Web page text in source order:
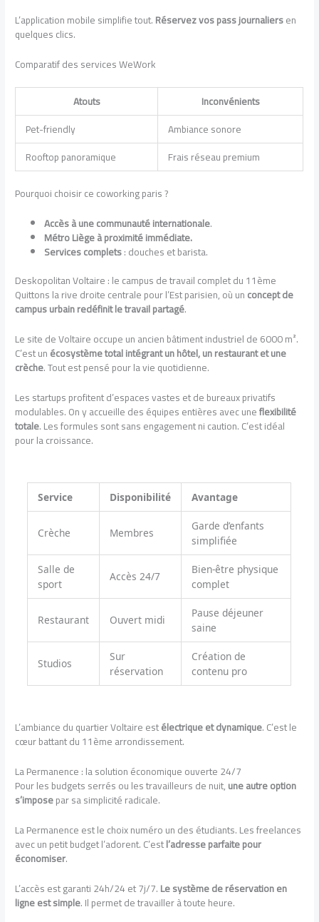
L’application mobile simplifie tout.Réservez vos pass journaliersen
quelques clics.
Comparatif des services WeWork
Atouts
Inconvénients
Pet-friendly
Ambiance sonore
Rooftop panoramique
Frais réseau premium
Pourquoi choisir ce coworking paris ?
Accès à une communauté internationale.
Métro Liège à proximité immédiate.
Services complets: douches et barista.
Deskopolitan Voltaire : le campus de travail complet du 11ème
Quittons la rive droite centrale pour l’Est parisien, où unconcept de
campus urbain redéfinit le travail partagé.
Le site de Voltaire occupe un ancien bâtiment industriel de 6000 m².
C’est unécosystème total intégrant un hôtel, un restaurant et une
crèche. Tout est pensé pour la vie quotidienne.
Les startups profitent d’espaces vastes et de bureaux privatifs
modulables. On y accueille des équipes entières avec uneflexibilité
totale. Les formules sont sans engagement ni caution. C’est idéal
pour la croissance.
Service Disponibilité Avantage
Crèche Membres
Garde d’enfants
simplifiée
Salle de
sport
Accès 24/7
Bien-être physique
complet
Restaurant Ouvert midi
Pause déjeuner
saine
Studios
Sur
réservation
Création de
contenu pro
L’ambiance du quartier Voltaire estélectrique et dynamique. C’est le
cœur battant du 11ème arrondissement.
La Permanence : la solution économique ouverte 24/7
Pour les budgets serrés ou les travailleurs de nuit,une autre option
s’imposepar sa simplicité radicale.
La Permanence est le choix numéro un des étudiants. Les freelances
avec un petit budget l’adorent. C’estl’adresse parfaite pour
économiser.
L’accès est garanti 24h/24 et 7j/7.Le système de réservation en
ligne est simple. Il permet de travailler à toute heure.